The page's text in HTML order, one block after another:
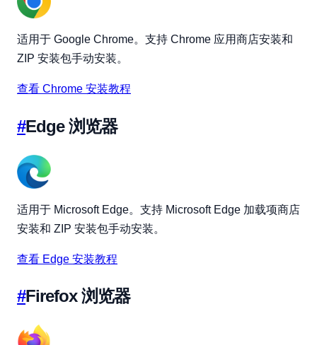
适用于 Google Chrome。支持 Chrome 应用商店安装和
ZIP 安装包手动安装。
查看 Chrome 安装教程
#Edge 浏览器
适用于 Microsoft Edge。支持 Microsoft Edge 加载项商店
安装和 ZIP 安装包手动安装。
查看 Edge 安装教程
#Firefox 浏览器